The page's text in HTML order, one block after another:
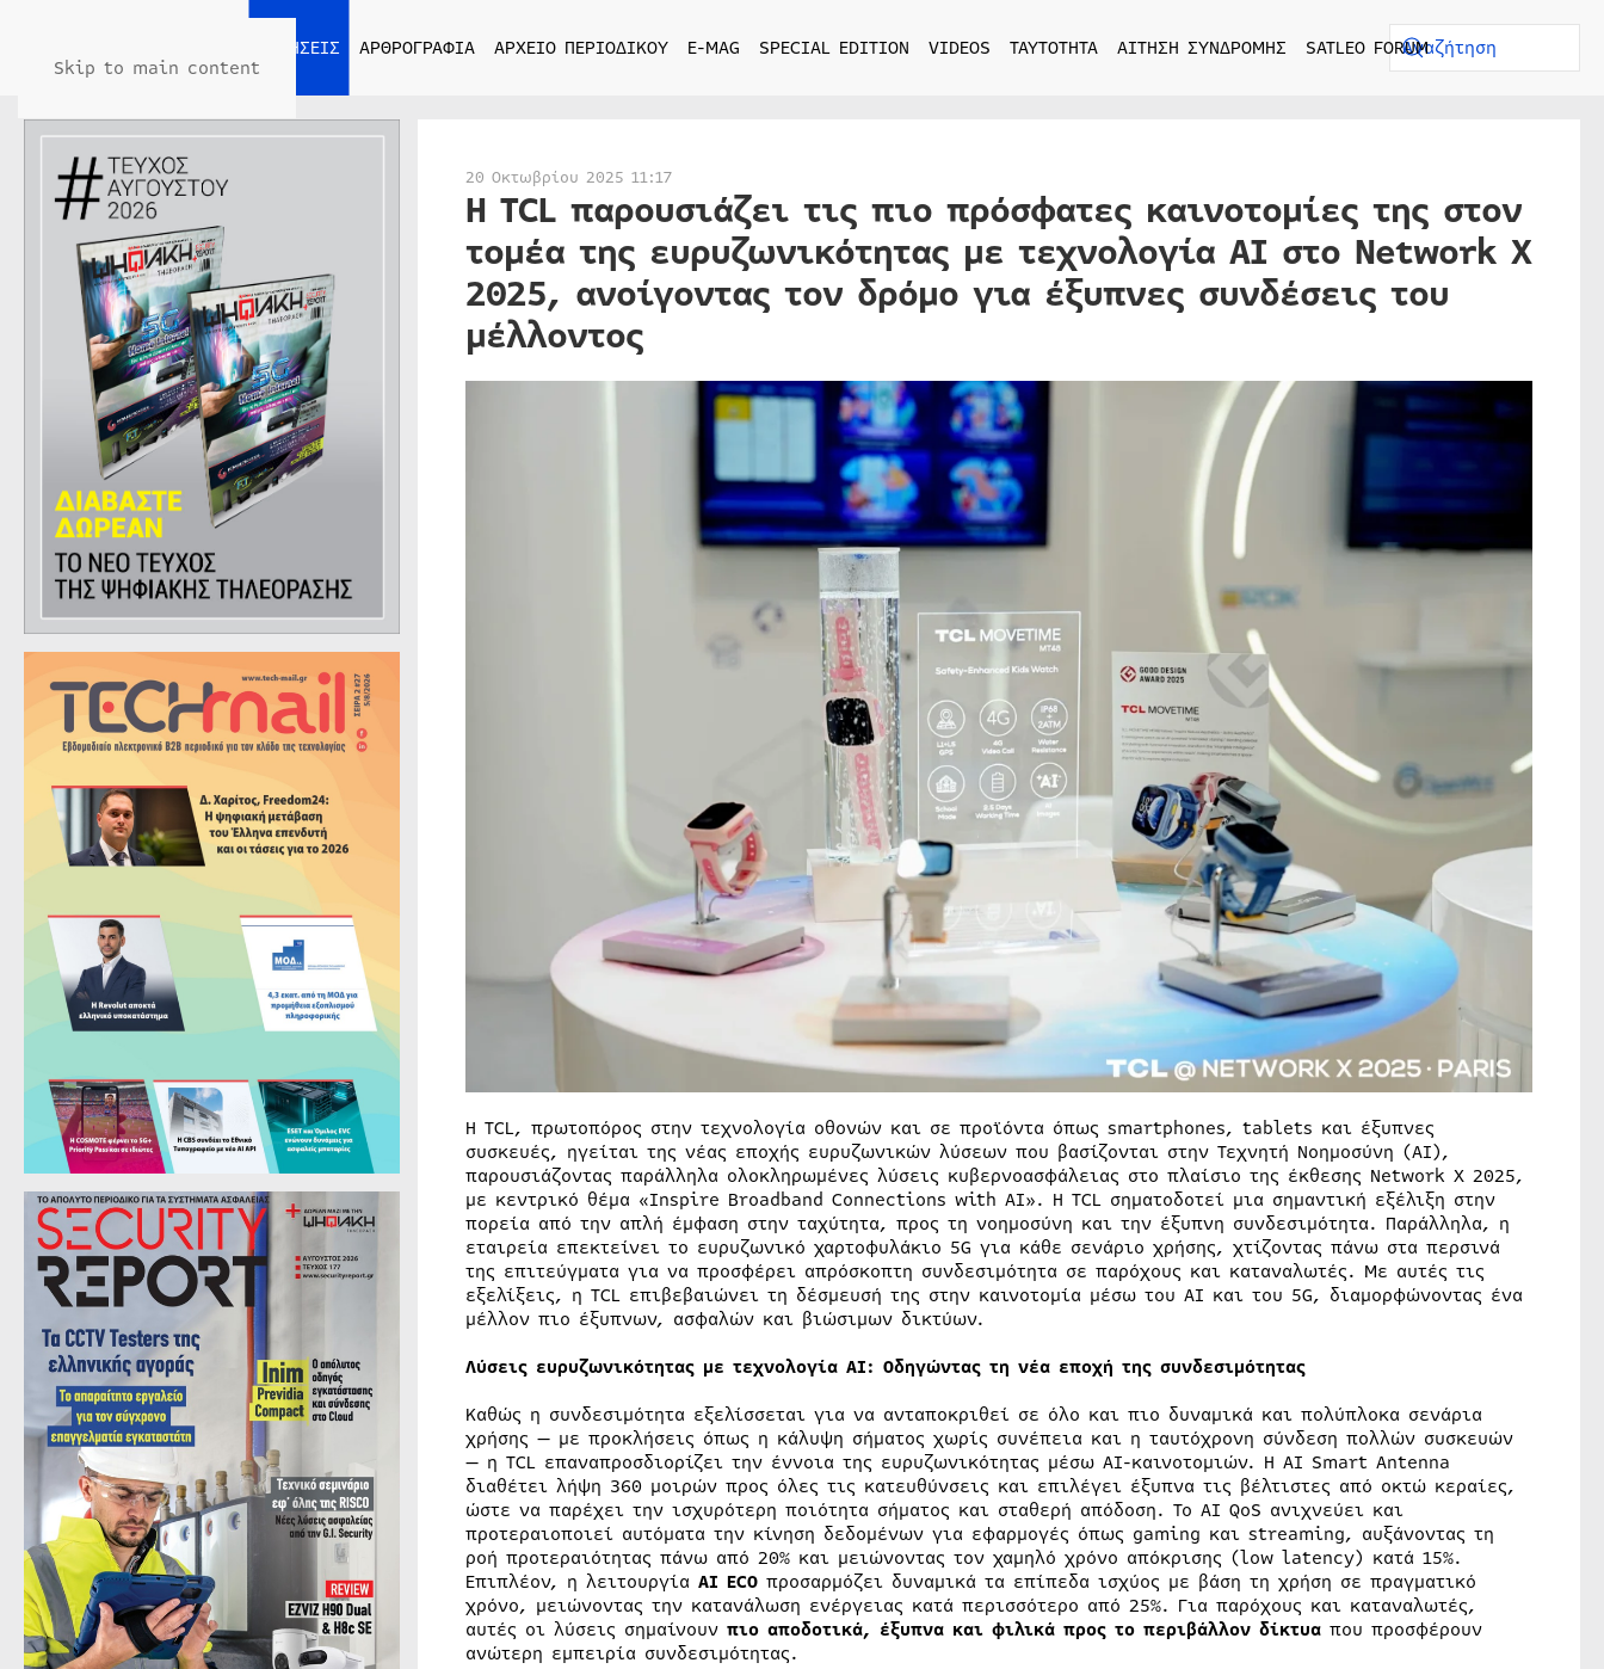
Skip to main content
ΕΙΔΗΣΕΙΣ ΑΡΘΡΟΓΡΑΦΙΑ ΑΡΧΕΙΟ ΠΕΡΙΟΔΙΚΟΥ E-MAG SPECIAL EDITION VIDEOS ΤΑΥΤΟΤΗΤΑ ΑΙΤΗΣΗ ΣΥΝΔΡΟΜΗΣ SATLEO FORUM
20 Οκτωβρίου 2025 11:17
Η TCL παρουσιάζει τις πιο πρόσφατες καινοτομίες της στον
τομέα της ευρυζωνικότητας με τεχνολογία AI στο Network X
2025, ανοίγοντας τον δρόμο για έξυπνες συνδέσεις του
μέλλοντος
Η TCL, πρωτοπόρος στην τεχνολογία οθονών και σε προϊόντα όπως smartphones, tablets και έξυπνες
συσκευές, ηγείται της νέας εποχής ευρυζωνικών λύσεων που βασίζονται στην Τεχνητή Νοημοσύνη (AI),
παρουσιάζοντας παράλληλα ολοκληρωμένες λύσεις κυβερνοασφάλειας στο πλαίσιο της έκθεσης Network X 2025,
με κεντρικό θέμα «Inspire Broadband Connections with AI». Η TCL σηματοδοτεί μια σημαντική εξέλιξη στην
πορεία από την απλή έμφαση στην ταχύτητα, προς τη νοημοσύνη και την έξυπνη συνδεσιμότητα. Παράλληλα, η
εταιρεία επεκτείνει το ευρυζωνικό χαρτοφυλάκιο 5G για κάθε σενάριο χρήσης, χτίζοντας πάνω στα περσινά
της επιτεύγματα για να προσφέρει απρόσκοπτη συνδεσιμότητα σε παρόχους και καταναλωτές. Με αυτές τις
εξελίξεις, η TCL επιβεβαιώνει τη δέσμευσή της στην καινοτομία μέσω του AI και του 5G, διαμορφώνοντας ένα
μέλλον πιο έξυπνων, ασφαλών και βιώσιμων δικτύων.
Λύσεις ευρυζωνικότητας με τεχνολογία AI: Οδηγώντας τη νέα εποχή της συνδεσιμότητας
Καθώς η συνδεσιμότητα εξελίσσεται για να ανταποκριθεί σε όλο και πιο δυναμικά και πολύπλοκα σενάρια
χρήσης — με προκλήσεις όπως η κάλυψη σήματος χωρίς συνέπεια και η ταυτόχρονη σύνδεση πολλών συσκευών
— η TCL επαναπροσδιορίζει την έννοια της ευρυζωνικότητας μέσω AI-καινοτομιών. Η AI Smart Antenna
διαθέτει λήψη 360 μοιρών προς όλες τις κατευθύνσεις και επιλέγει έξυπνα τις βέλτιστες από οκτώ κεραίες,
ώστε να παρέχει την ισχυρότερη ποιότητα σήματος και σταθερή απόδοση. Το AI QoS ανιχνεύει και
προτεραιοποιεί αυτόματα την κίνηση δεδομένων για εφαρμογές όπως gaming και streaming, αυξάνοντας τη
ροή προτεραιότητας πάνω από 20% και μειώνοντας τoν χαμηλό χρόνο απόκρισης (low latency) κατά 15%.
Επιπλέον, η λειτουργία AI ECOπροσαρμόζει δυναμικά τα επίπεδα ισχύος με βάση τη χρήση σε πραγματικό
χρόνο, μειώνοντας την κατανάλωση ενέργειας κατά περισσότερο από 25%. Για παρόχους και καταναλωτές,
αυτές οι λύσεις σημαίνουν πιο αποδοτικά, έξυπνα και φιλικά προς το περιβάλλον δίκτυαπου προσφέρουν
ανώτερη εμπειρία συνδεσιμότητας.